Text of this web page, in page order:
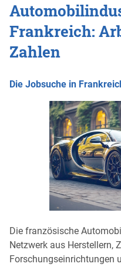
Frankreich:
Zahlen
Die Jobsuche in
Die französische
Netzwerk aus Herstellern,
Forschungseinrichtungen